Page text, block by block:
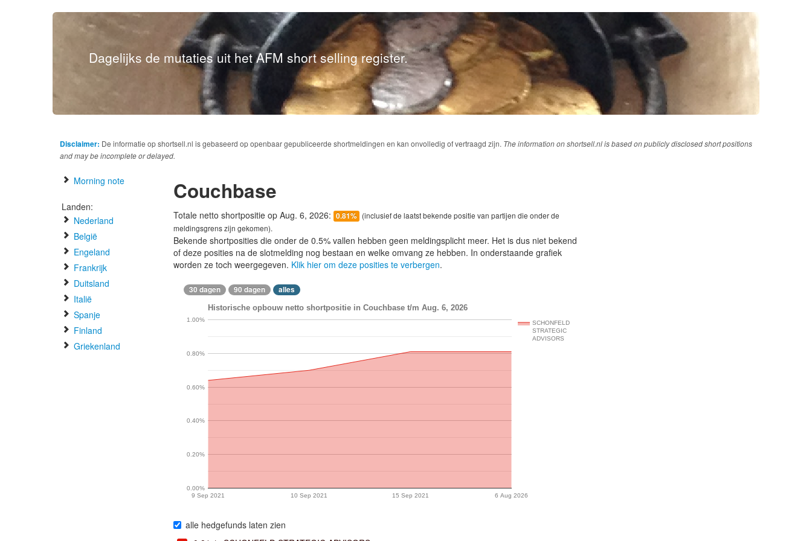
Dagelijks de mutaties uit het AFM short selling register.
Disclaimer: De informatie op shortsell.nl is gebaseerd op openbaar gepubliceerde shortmeldingen en kan onvolledig of vertraagd zijn. The information on shortsell.nl is based on publicly disclosed short positions
and may be incomplete or delayed.
Morning note
Landen:
Nederland
België
Engeland
Frankrijk
Duitsland
Italië
Spanje
Finland
Griekenland
Couchbase
Totale netto shortpositie op Aug. 6, 2026: 0.81% (inclusief de laatst bekende positie van partijen die onder de
meldingsgrens zijn gekomen).
Bekende shortposities die onder de 0.5% vallen hebben geen meldingsplicht meer. Het is dus niet bekend
of deze posities na de slotmelding nog bestaan en welke omvang ze hebben. In onderstaande grafiek
worden ze toch weergegeven. Klik hier om deze posities te verbergen.
30 dagen 90 dagen alles
Historische opbouw netto shortpositie in Couchbase t/m Aug. 6, 2026
SCHONFELD
STRATEGIC
ADVISORS
9 Sep 2021 10 Sep 2021 15 Sep 2021 6 Aug 2026
0.00%
0.20%
0.40%
0.60%
0.80%
1.00%
alle hedgefunds laten zien